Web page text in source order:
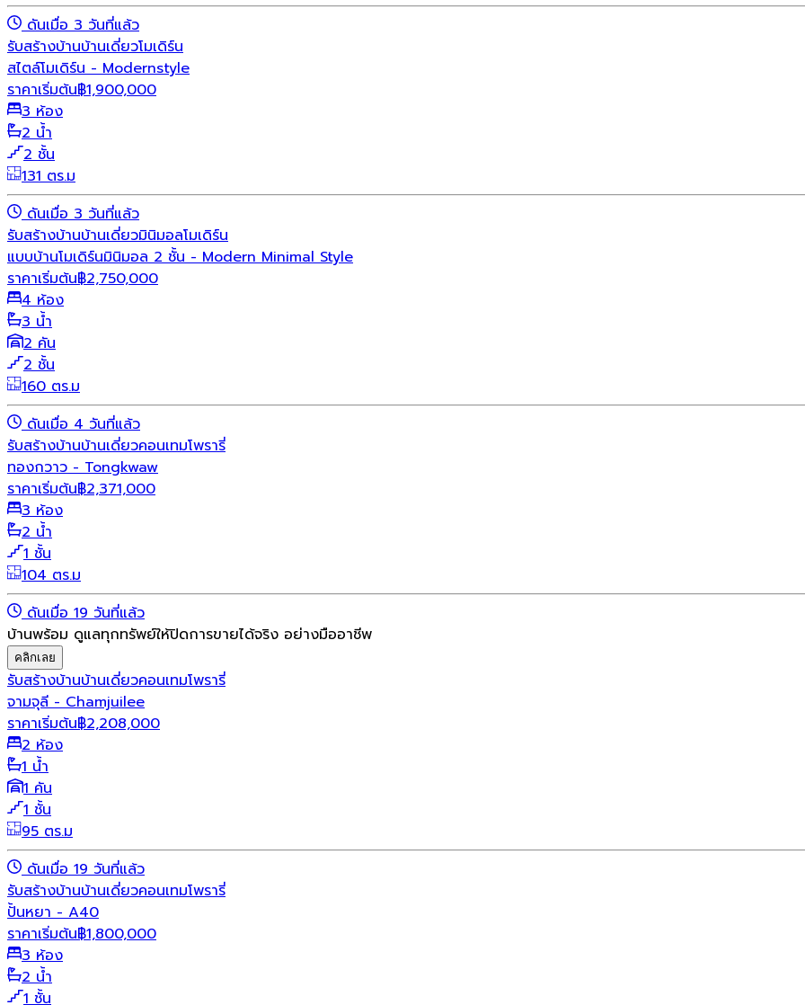
ดันเมื่อ 3 วันที่แล้ว
รับสร้างบ้านบ้านเดี่ยวโมเดิร์น
สไตล์โมเดิร์น - Modernstyle
ราคาเริ่มต้น฿1,900,000
3 ห้อง
2 น้ำ
2 ชั้น
131 ตร.ม
ดันเมื่อ 3 วันที่แล้ว
รับสร้างบ้านบ้านเดี่ยวมินิมอลโมเดิร์น
แบบบ้านโมเดิร์นมินิมอล 2 ชั้น - Modern Minimal Style
ราคาเริ่มต้น฿2,750,000
4 ห้อง
3 น้ำ
2 คัน
2 ชั้น
160 ตร.ม
ดันเมื่อ 4 วันที่แล้ว
รับสร้างบ้านบ้านเดี่ยวคอนเทมโพรารี่
ทองกวาว - Tongkwaw
ราคาเริ่มต้น฿2,371,000
3 ห้อง
2 น้ำ
1 ชั้น
104 ตร.ม
ดันเมื่อ 19 วันที่แล้ว
บ้านพร้อม ดูแลทุกทรัพย์ให้ปิดการขายได้จริง อย่างมืออาชีพ
คลิกเลย
รับสร้างบ้านบ้านเดี่ยวคอนเทมโพรารี่
จามจุลี - Chamjuilee
ราคาเริ่มต้น฿2,208,000
2 ห้อง
1 น้ำ
1 คัน
1 ชั้น
95 ตร.ม
ดันเมื่อ 19 วันที่แล้ว
รับสร้างบ้านบ้านเดี่ยวคอนเทมโพรารี่
ปั้นหยา - A40
ราคาเริ่มต้น฿1,800,000
3 ห้อง
2 น้ำ
1 ชั้น